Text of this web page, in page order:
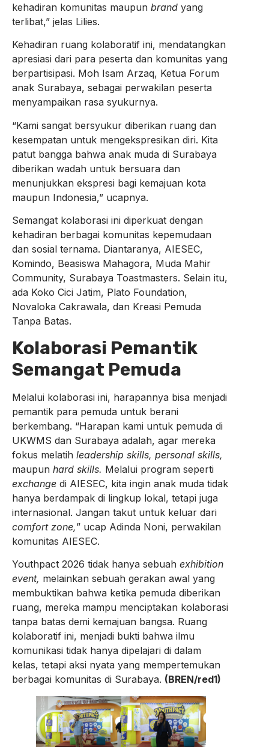
kehadiran komunitas maupun brand yang
terlibat,” jelas Lilies.
Kehadiran ruang kolaboratif ini, mendatangkan
apresiasi dari para peserta dan komunitas yang
berpartisipasi. Moh Isam Arzaq, Ketua Forum
anak Surabaya, sebagai perwakilan peserta
menyampaikan rasa syukurnya.
“Kami sangat bersyukur diberikan ruang dan
kesempatan untuk mengekspresikan diri. Kita
patut bangga bahwa anak muda di Surabaya
diberikan wadah untuk bersuara dan
menunjukkan ekspresi bagi kemajuan kota
maupun Indonesia,” ucapnya.
Semangat kolaborasi ini diperkuat dengan
kehadiran berbagai komunitas kepemudaan
dan sosial ternama. Diantaranya, AIESEC,
Komindo, Beasiswa Mahagora, Muda Mahir
Community, Surabaya Toastmasters. Selain itu,
ada Koko Cici Jatim, Plato Foundation,
Novaloka Cakrawala, dan Kreasi Pemuda
Tanpa Batas.
Kolaborasi Pemantik
Semangat Pemuda
Melalui kolaborasi ini, harapannya bisa menjadi
pemantik para pemuda untuk berani
berkembang. “Harapan kami untuk pemuda di
UKWMS dan Surabaya adalah, agar mereka
fokus melatih leadership skills, personal skills,
maupun hard skills. Melalui program seperti
exchange di AIESEC, kita ingin anak muda tidak
hanya berdampak di lingkup lokal, tetapi juga
internasional. Jangan takut untuk keluar dari
comfort zone,” ucap Adinda Noni, perwakilan
komunitas AIESEC.
Youthpact 2026 tidak hanya sebuah exhibition
event, melainkan sebuah gerakan awal yang
membuktikan bahwa ketika pemuda diberikan
ruang, mereka mampu menciptakan kolaborasi
tanpa batas demi kemajuan bangsa. Ruang
kolaboratif ini, menjadi bukti bahwa ilmu
komunikasi tidak hanya dipelajari di dalam
kelas, tetapi aksi nyata yang mempertemukan
berbagai komunitas di Surabaya. (BREN/red1)